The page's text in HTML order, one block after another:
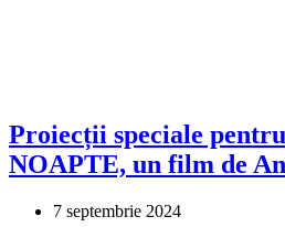
Proiecții speciale
NOAPTE, un film de
7 septembrie 2024